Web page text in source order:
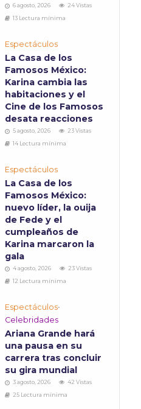
6 agosto, 2026
24 Vistas
13 Lectura mínima
Espectáculos
La Casa de los
Famosos México:
Karina cambia las
habitaciones y el
Cine de los Famosos
desata reacciones
5 agosto, 2026
23 Vistas
14 Lectura mínima
Espectáculos
La Casa de los
Famosos México:
nuevo líder, la ouija
de Fede y el
cumpleaños de
Karina marcaron la
gala
4 agosto, 2026
23 Vistas
12 Lectura mínima
Espectáculos•
Celebridades
Ariana Grande hará
una pausa en su
carrera tras concluir
su gira mundial
3 agosto, 2026
42 Vistas
25 Lectura mínima